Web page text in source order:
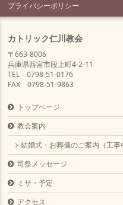
プライバシーポリシー
カトリック仁川教会
〒663-8006
兵庫県西宮市段上町4-2-11
TEL 0798-51-0176
FAX 0798-51-9863
トップページ
教会案内
結婚式・お葬儀のご案内（工事
司祭メッセージ
ミサ・予定
アクセス